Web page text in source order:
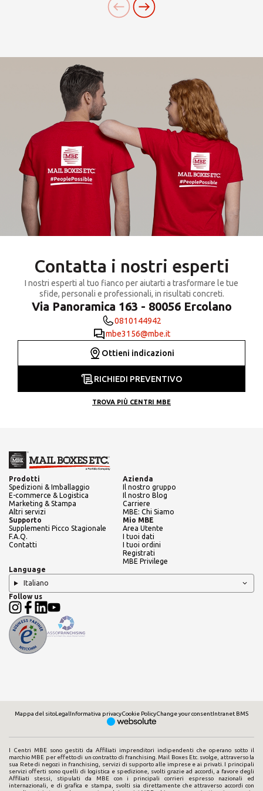
Contatta i nostri esperti
I nostri esperti al tuo fianco per aiutarti a trasformare le tue
sfide, personali e professionali, in risultati concreti.
Via Panoramica 163 - 80056 Ercolano
0810144942
mbe3156@mbe.it
Ottieni indicazioni
RICHIEDI PREVENTIVO
TROVA PIÙ CENTRI MBE
Prodotti
Spedizioni & Imballaggio
E-commerce & Logistica
Marketing & Stampa
Altri servizi
Azienda
Il nostro gruppo
Il nostro Blog
Carriere
MBE: Chi Siamo
Supporto
Supplementi Picco Stagionale
F.A.Q.
Contatti
Mio MBE
Area Utente
I tuoi dati
I tuoi ordini
Registrati
MBE Privilege
Language
Italiano
Follow us
Mappa del sitoLegalInformativa privacyCookie PolicyChange your consentIntranet BMS
I Centri MBE sono gestiti da Affiliati imprenditori indipendenti che operano sotto il
marchio MBE per effetto di un contratto di franchising. Mail Boxes Etc. svolge, attraverso la
sua Rete di negozi in franchising, servizi di supporto alle imprese e ai privati. I principali
servizi offerti sono quelli di logistica e spedizione, svolti grazie ad accordi, a favore degli
Affiliati stessi, stipulati da MBE con i principali corrieri espresso nazionali ed
internazionali, e di grafica e stampa, svolti sia direttamente che attraverso accordi con
Cerchi un'alternativa?
ITALIA
Oppure puoiaprire un Centro MBEnella Tua